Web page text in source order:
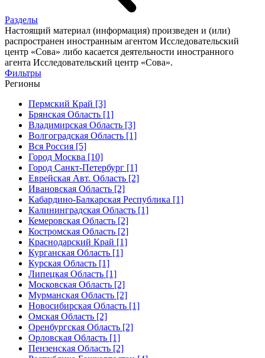
Разделы
Настоящий материал (информация) произведен и (или)
распространен иностранным агентом Исследовательский
центр «Сова» либо касается деятельности иностранного
агента Исследовательский центр «Сова».
Фильтры
Регионы
Пермский Край [3]
Брянская Область [1]
Владимирская Область [3]
Волгоградская Область [1]
Вся Россия [5]
Город Москва [10]
Город Санкт-Петербург [1]
Еврейская Авт. Область [2]
Ивановская Область [2]
Кабардино-Балкарская Республика [1]
Калининградская Область [1]
Кемеровская Область [2]
Костромская Область [2]
Краснодарский Край [1]
Курганская Область [1]
Курская Область [1]
Липецкая Область [1]
Московская Область [2]
Мурманская Область [2]
Новосибирская Область [1]
Омская Область [2]
Оренбургская Область [2]
Орловская Область [1]
Пензенская Область [2]